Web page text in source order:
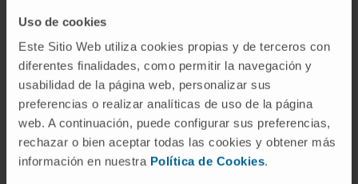
Uso de cookies
Este Sitio Web utiliza cookies propias y de terceros con
diferentes finalidades, como permitir la navegación y
usabilidad de la página web, personalizar sus
preferencias o realizar analíticas de uso de la página
web. A continuación, puede configurar sus preferencias,
rechazar o bien aceptar todas las cookies y obtener más
información en nuestra Política de Cookies.
Una de las principales ventajas de ELATUS es su
capacidad para identificar lncRNAs funcionales
que pasan desapercibidos con los métodos
estándar. Esta herramienta ha permitido descubrir
lncRNAs con importantes funciones biológicas
que son potenciales marcadores tumorales y